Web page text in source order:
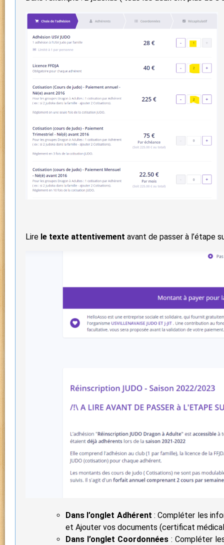
Lire le texte attentivement avant de passer à l’étape
Dans l’onglet Adhérent : Compléter les
et Ajouter vos documents (certificat
Dans l’onglet Coordonnées: Compléter